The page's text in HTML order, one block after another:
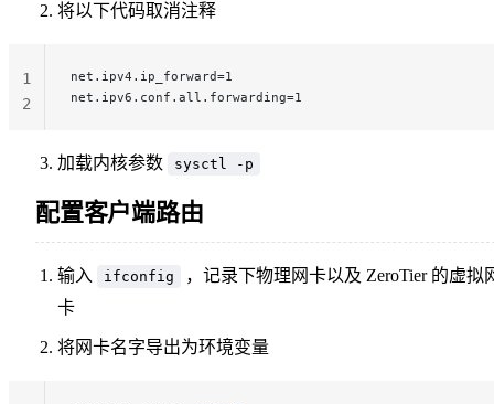
将以下代码取消注释
net.ipv4.ip_forward=1
net.ipv6.conf.all.forwarding=1
1
2
加载内核参数 sysctl -p
配置客户端路由
输入 ifconfig
，记录下物理网卡以及 ZeroTier 的虚拟
卡
将网卡名字导出为环境变量